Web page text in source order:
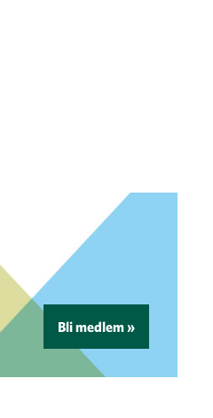
Bli medlem »